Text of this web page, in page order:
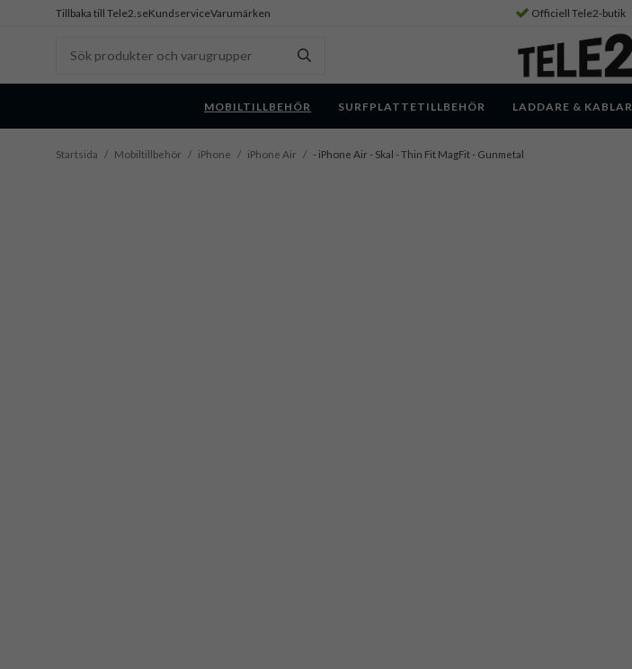
Tillbaka till Tele2.seKundserviceVarumärken Officiell Tele2-butik
MOBILTILLBEHÖR SURFPLATTETILLBEHÖR LADDARE & KABLAR
Startsida / Mobiltillbehör / iPhone / iPhone Air / - iPhone Air - Skal - Thin Fit MagFit - Gunmetal